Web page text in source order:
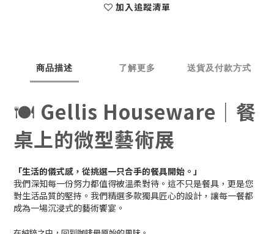
加入追蹤清單
商品描述 了解更多 送貨及付款方式
🍽️ Gellis Houseware｜餐
桌上的微型藝術展
「生活的儀式感，從挑選一只合手的餐具開始。」
我們深知每一份努力都值得被溫柔對待。這不只是餐具，更是您
對生活品質的堅持。我們精選多款獨具匠心的設計，讓每一餐都
成為一場沉浸式的藝術饗宴。